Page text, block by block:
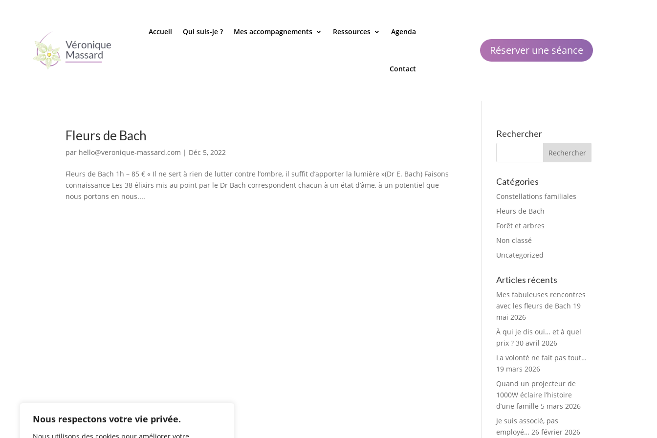
Nous respectons votre vie privée.
Accueil Qui suis-je ? Mes accompagnements Ressources Agenda
Contact
Réserver une séance
Fleurs de Bach
par hello@veronique-massard.com | Déc 5, 2022
Fleurs de Bach 1h – 85 € « Il ne sert à rien de lutter contre l’ombre, il suffit d’apporter la lumière »(Dr E. Bach) Faisons
connaissance Les 38 élixirs mis au point par le Dr Bach correspondent chacun à un état d’âme, à un potentiel que
nous portons en nous....
Rechercher
Catégories
Constellations familiales
Fleurs de Bach
Forêt et arbres
Non classé
Uncategorized
Articles récents
Mes fabuleuses rencontres
avec les fleurs de Bach 19
mai 2026
À qui je dis oui… et à quel
prix ? 30 avril 2026
La volonté ne fait pas tout…
19 mars 2026
Quand un projecteur de
1000W éclaire l’histoire
d’une famille 5 mars 2026
Je suis associé, pas
employé… 26 février 2026